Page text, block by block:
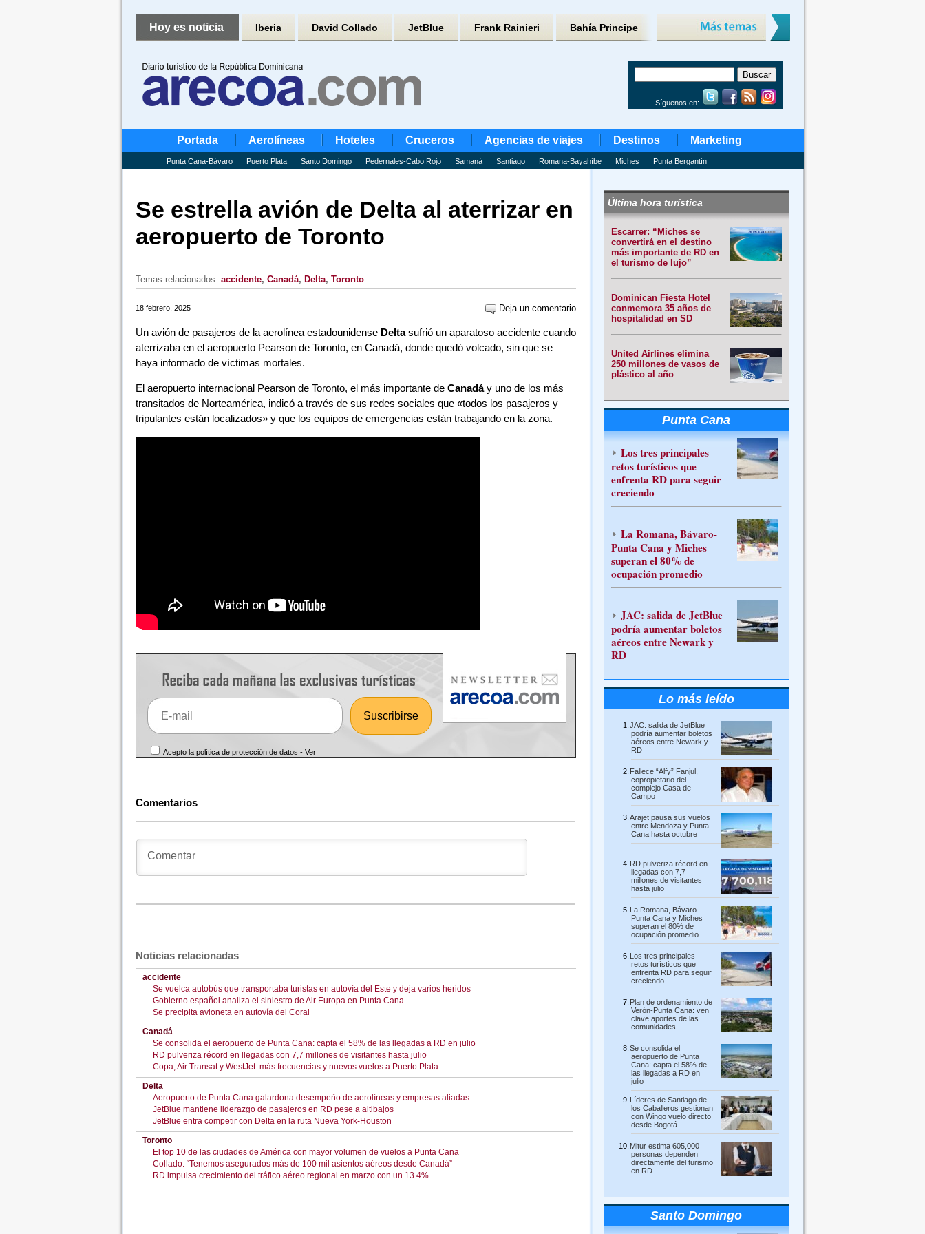
Hoy es noticia Iberia David Collado JetBlue Frank Rainieri Bahía Principe
Síguenos en:
Portada Aerolíneas Hoteles Cruceros Agencias de viajes Destinos Marketing
Punta Cana-Bávaro Puerto Plata Santo Domingo Pedernales-Cabo Rojo Samaná Santiago Romana-Bayahíbe Miches Punta Bergantín
Se estrella avión de Delta al aterrizar en
aeropuerto de Toronto
Temas relacionados: accidente, Canadá, Delta, Toronto
18 febrero, 2025 Deja un comentario
Un avión de pasajeros de la aerolínea estadounidenseDeltasufrió un aparatoso accidente cuando
aterrizaba en el aeropuerto Pearson de Toronto, en Canadá, donde quedó volcado, sin que se
haya informado de víctimas mortales.
El aeropuerto internacional Pearson de Toronto, el más importante deCanadáy uno de los más
transitados de Norteamérica, indicó a través de sus redes sociales que «todos los pasajeros y
tripulantes están localizados» y que los equipos de emergencias están trabajando en la zona.
Acepto la política de protección de datos -Ver
Comentarios
Noticias relacionadas
accidente
Se vuelca autobús que transportaba turistas en autovía del Este y deja varios heridos
Gobierno español analiza el siniestro de Air Europa en Punta Cana
Se precipita avioneta en autovía del Coral
Canadá
Se consolida el aeropuerto de Punta Cana: capta el 58% de las llegadas a RD en julio
RD pulveriza récord en llegadas con 7,7 millones de visitantes hasta julio
Copa, Air Transat y WestJet: más frecuencias y nuevos vuelos a Puerto Plata
Delta
Aeropuerto de Punta Cana galardona desempeño de aerolíneas y empresas aliadas
JetBlue mantiene liderazgo de pasajeros en RD pese a altibajos
JetBlue entra competir con Delta en la ruta Nueva York-Houston
Toronto
El top 10 de las ciudades de América con mayor volumen de vuelos a Punta Cana
Collado: “Tenemos asegurados más de 100 mil asientos aéreos desde Canadá”
RD impulsa crecimiento del tráfico aéreo regional en marzo con un 13.4%
Última hora turística
Escarrer: “Miches se
convertirá en el destino
más importante de RD en
el turismo de lujo”
Dominican Fiesta Hotel
conmemora 35 años de
hospitalidad en SD
United Airlines elimina
250 millones de vasos de
plástico al año
Punta Cana
Los tres principales
retos turísticos que
enfrenta RD para seguir
creciendo
La Romana, Bávaro-
Punta Cana y Miches
superan el 80% de
ocupación promedio
JAC: salida de JetBlue
podría aumentar boletos
aéreos entre Newark y
RD
Lo más leído
JAC: salida de JetBlue
podría aumentar boletos
aéreos entre Newark y
RD
Fallece “Alfy” Fanjul,
copropietario del
complejo Casa de
Campo
Arajet pausa sus vuelos
entre Mendoza y Punta
Cana hasta octubre
RD pulveriza récord en
llegadas con 7,7
millones de visitantes
hasta julio
La Romana, Bávaro-
Punta Cana y Miches
superan el 80% de
ocupación promedio
Los tres principales
retos turísticos que
enfrenta RD para seguir
creciendo
Plan de ordenamiento de
Verón-Punta Cana: ven
clave aportes de las
comunidades
Se consolida el
aeropuerto de Punta
Cana: capta el 58% de
las llegadas a RD en
julio
Líderes de Santiago de
los Caballeros gestionan
con Wingo vuelo directo
desde Bogotá
Mitur estima 605,000
personas dependen
directamente del turismo
en RD
Santo Domingo